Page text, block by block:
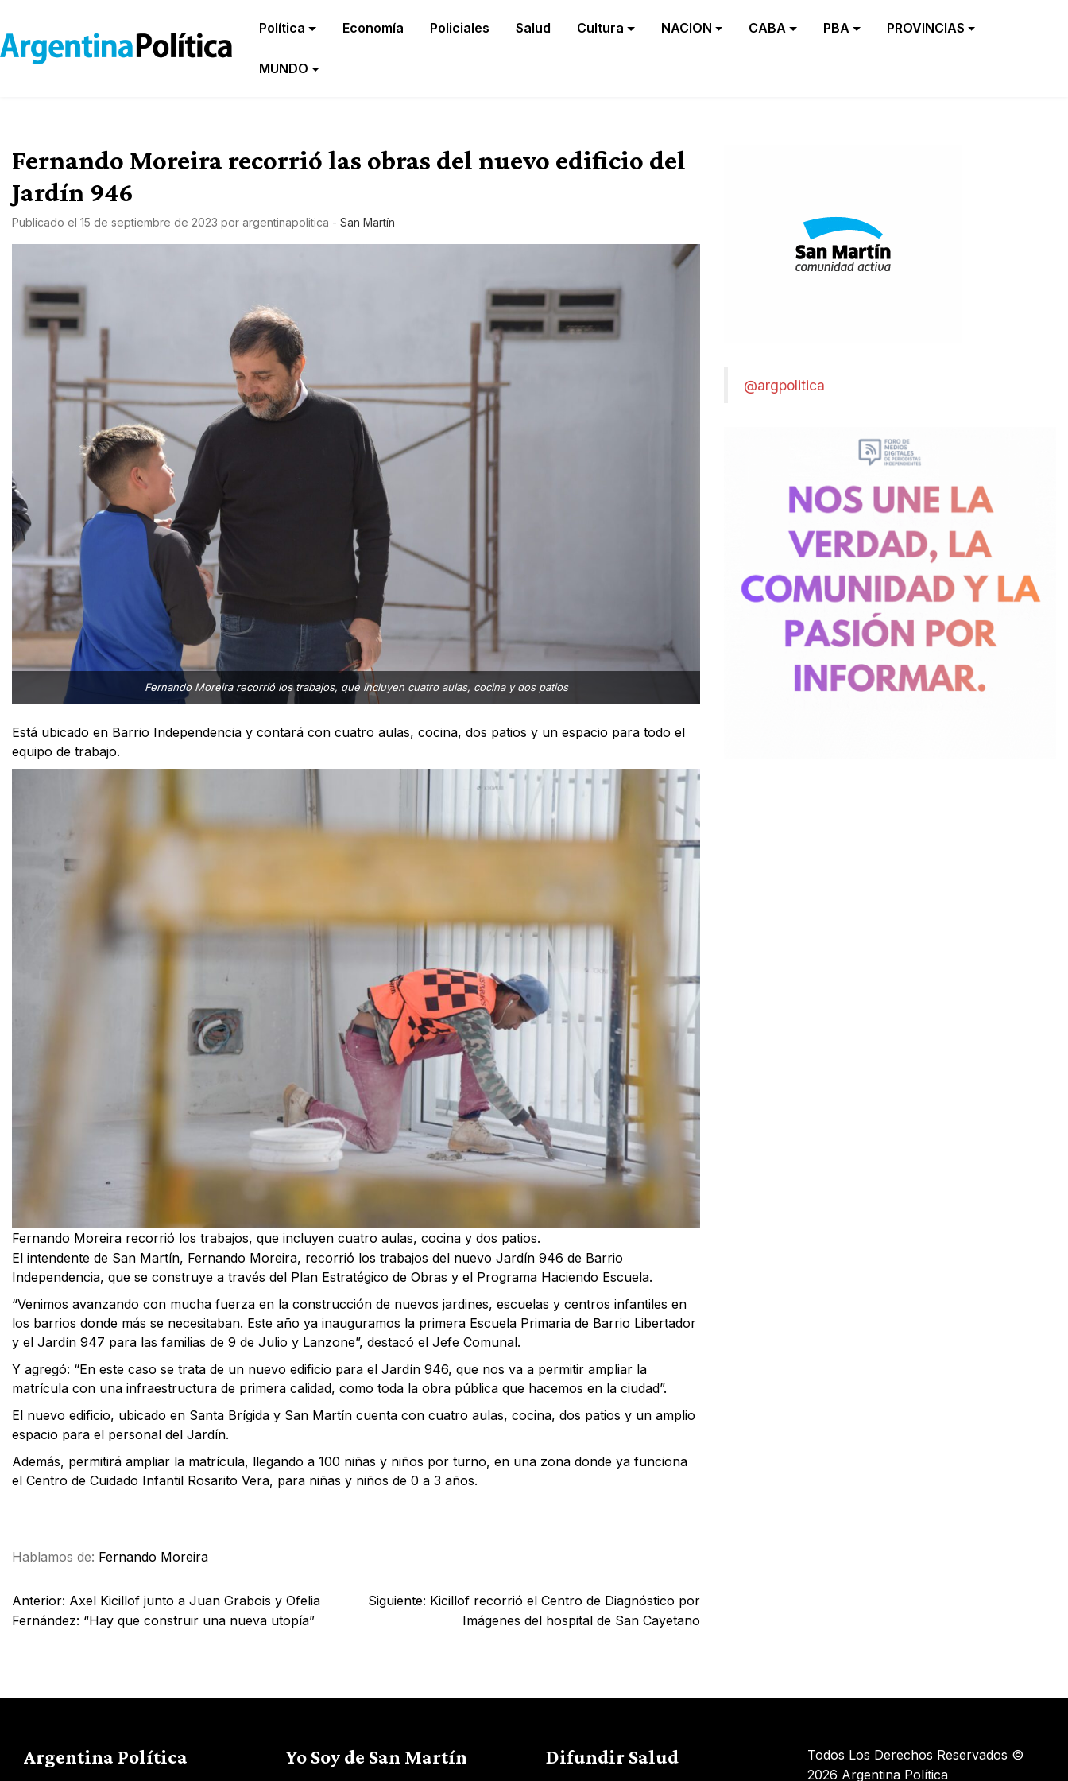
Política Economía Policiales Salud Cultura NACION CABA PBA PROVINCIAS
MUNDO
Fernando Moreira recorrió las obras del nuevo edificio del
Jardín 946
Publicado el 15 de septiembre de 2023 por argentinapolitica - San Martín
Fernando Moreira recorrió los trabajos, que incluyen cuatro aulas, cocina y dos patios
Está ubicado en Barrio Independencia y contará con cuatro aulas, cocina, dos patios y un espacio para todo el
equipo de trabajo.
Fernando Moreira recorrió los trabajos, que incluyen cuatro aulas, cocina y dos patios.
El intendente de San Martín, Fernando Moreira, recorrió los trabajos del nuevo Jardín 946 de Barrio
Independencia, que se construye a través del Plan Estratégico de Obras y el Programa Haciendo Escuela.
“Venimos avanzando con mucha fuerza en la construcción de nuevos jardines, escuelas y centros infantiles en
los barrios donde más se necesitaban. Este año ya inauguramos la primera Escuela Primaria de Barrio Libertador
y el Jardín 947 para las familias de 9 de Julio y Lanzone”, destacó el Jefe Comunal.
Y agregó: “En este caso se trata de un nuevo edificio para el Jardín 946, que nos va a permitir ampliar la
matrícula con una infraestructura de primera calidad, como toda la obra pública que hacemos en la ciudad”.
El nuevo edificio, ubicado en Santa Brígida y San Martín cuenta con cuatro aulas, cocina, dos patios y un amplio
espacio para el personal del Jardín.
Además, permitirá ampliar la matrícula, llegando a 100 niñas y niños por turno, en una zona donde ya funciona
el Centro de Cuidado Infantil Rosarito Vera, para niñas y niños de 0 a 3 años.
Hablamos de: Fernando Moreira
Anterior: Axel Kicillof junto a Juan Grabois y Ofelia
Fernández: “Hay que construir una nueva utopía”
Siguiente: Kicillof recorrió el Centro de Diagnóstico por
Imágenes del hospital de San Cayetano
@argpolitica
Argentina Política Yo Soy de San Martín Difundir Salud
Todos Los Derechos Reservados ©
2026 Argentina Política